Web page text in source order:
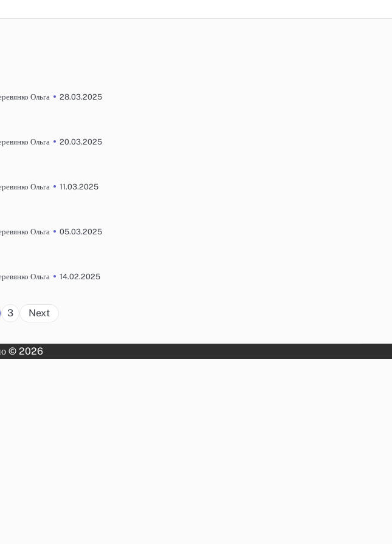
Ольга 28.03.2025
Ольга 20.03.2025
Ольга 11.03.2025
Ольга 05.03.2025
Ольга 14.02.2025
3 Next
© 2026